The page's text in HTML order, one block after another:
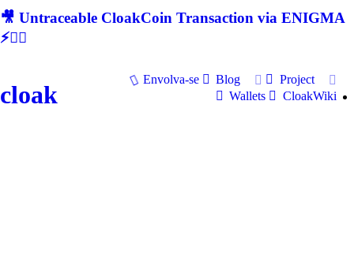
🎥 Untraceable CloakCoin Transaction via ENIGMA
⚡🕵‍♂
cloak
Envolva-se Blog
Project
Wallets
CloakWiki